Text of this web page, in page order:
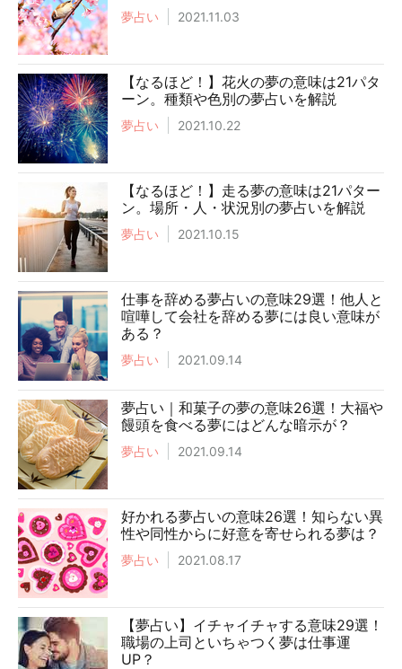
夢占い 2021.11.03
【なるほど！】花火の夢の意味は21パタ
ーン。種類や色別の夢占いを解説
夢占い 2021.10.22
【なるほど！】走る夢の意味は21パター
ン。場所・人・状況別の夢占いを解説
夢占い 2021.10.15
仕事を辞める夢占いの意味29選！他人と
喧嘩して会社を辞める夢には良い意味が
ある？
夢占い 2021.09.14
夢占い｜和菓子の夢の意味26選！大福や
饅頭を食べる夢にはどんな暗示が？
夢占い 2021.09.14
好かれる夢占いの意味26選！知らない異
性や同性からに好意を寄せられる夢は？
夢占い 2021.08.17
【夢占い】イチャイチャする意味29選！
職場の上司といちゃつく夢は仕事運
UP？